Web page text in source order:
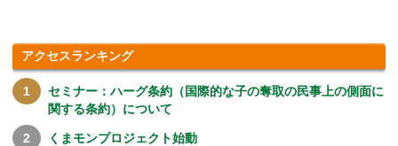
アクセスランキング
セミナー：ハーグ条約（国際的な子の奪取の民事上の側面に
関する条約）について
くまモンプロジェクト始動